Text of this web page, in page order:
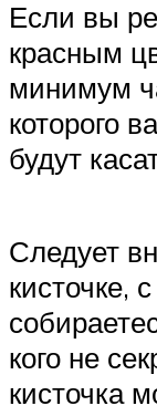
Если вы
красным
минимум
которого
будут
Следует
кисточке,
кого не
кисточка